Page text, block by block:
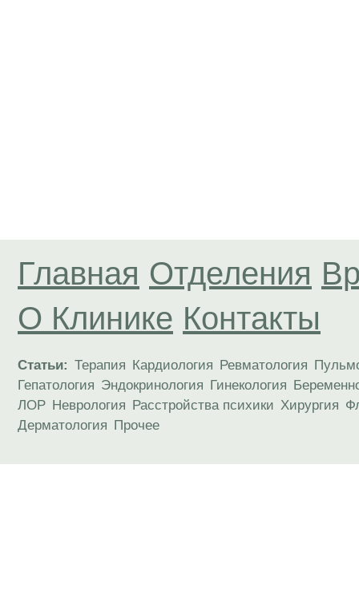
Главная Отделения
О Клинике Контакты
Статьи: Терапия Кардиология Ревматология
Гепатология Эндокринология Гинекология
ЛОР Неврология Расстройства психики Хирургия
Дерматология Прочее